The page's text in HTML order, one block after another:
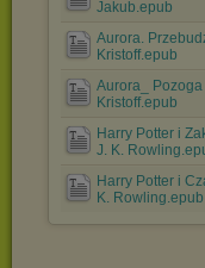
Jakub.epub
Aurora.
Kristoff.epub
Aurora_ Pozoga
Kristoff.epub
Harry Potter i
J. K.
Harry Potter i
K. Rowling.epub